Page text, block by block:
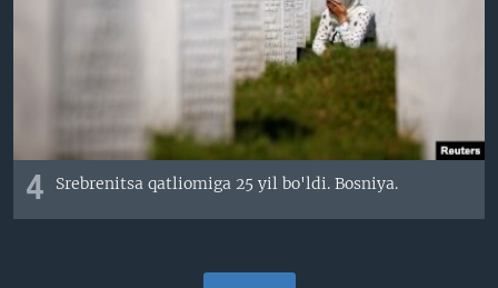
4 Srebrenitsa qatliomiga 25 yil bo'ldi. Bosniya.